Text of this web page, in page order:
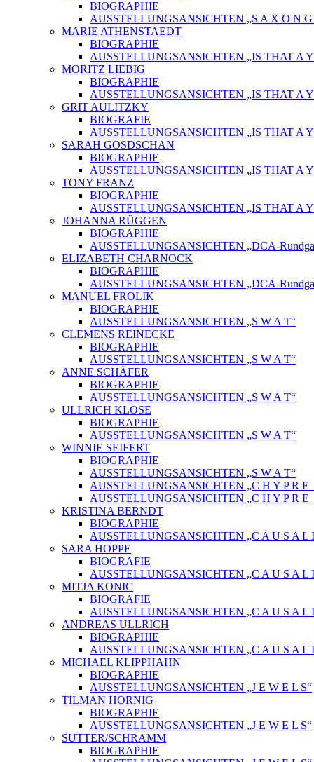
BIOGRAPHIE
AUSSTELLUNGSANSICHTEN „S A X O N
MARIE ATHENSTAEDT
BIOGRAPHIE
AUSSTELLUNGSANSICHTEN „IS THAT A
MORITZ LIEBIG
BIOGRAPHIE
AUSSTELLUNGSANSICHTEN „IS THAT A
GRIT AULITZKY
BIOGRAFIE
AUSSTELLUNGSANSICHTEN „IS THAT A
SARAH GOSDSCHAN
BIOGRAPHIE
AUSSTELLUNGSANSICHTEN „IS THAT A
TONY FRANZ
BIOGRAPHIE
AUSSTELLUNGSANSICHTEN „IS THAT A
JOHANNA RÜGGEN
BIOGRAPHIE
AUSSTELLUNGSANSICHTEN „DCA-
ELIZABETH CHARNOCK
BIOGRAPHIE
AUSSTELLUNGSANSICHTEN „DCA-
MANUEL FROLIK
BIOGRAPHIE
AUSSTELLUNGSANSICHTEN „S W A T“
CLEMENS REINECKE
BIOGRAPHIE
AUSSTELLUNGSANSICHTEN „S W A T“
ANNE SCHÄFER
BIOGRAPHIE
AUSSTELLUNGSANSICHTEN „S W A T“
ULLRICH KLOSE
BIOGRAPHIE
AUSSTELLUNGSANSICHTEN „S W A T“
WINNIE SEIFERT
BIOGRAPHIE
AUSSTELLUNGSANSICHTEN „S W A T“
AUSSTELLUNGSANSICHTEN „C H Y P R
AUSSTELLUNGSANSICHTEN „C H Y P R
KRISTINA BERNDT
BIOGRAPHIE
AUSSTELLUNGSANSICHTEN „C A U S A L
SARA HOPPE
BIOGRAFIE
AUSSTELLUNGSANSICHTEN „C A U S A L
MITJA KONIC
BIOGRAFIE
AUSSTELLUNGSANSICHTEN „C A U S A L
ANDREAS ULLRICH
BIOGRAPHIE
AUSSTELLUNGSANSICHTEN „C A U S A L
MICHAEL KLIPPHAHN
BIOGRAPHIE
AUSSTELLUNGSANSICHTEN „J E W E L S“
TILMAN HORNIG
BIOGRAPHIE
AUSSTELLUNGSANSICHTEN „J E W E L S“
SUTTER/SCHRAMM
BIOGRAPHIE